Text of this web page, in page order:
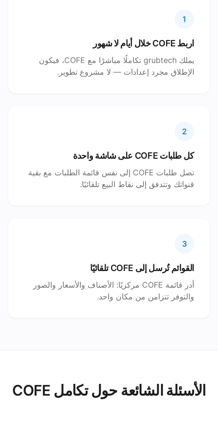
1
اربط COFE خلال أيام لا شهور
يملك grubtech تكاملًا مباشرًا مع COFE، فيكون
الإطلاق مجرد إعدادات — لا مشروع تطوير.
2
كل طلبات COFE على شاشة واحدة
تصل طلبات COFE إلى نفس قائمة الطلبات مع بقية
قنواتك وتتدفق إلى نقاط البيع تلقائيًا.
3
القوائم تُرسل إلى COFE تلقائيًا
أدر قائمة COFE مركزيًا: الأصناف والأسعار والصور
والتوفر تتزامن من مكان واحد.
الأسئلة الشائعة حول تكامل COFE